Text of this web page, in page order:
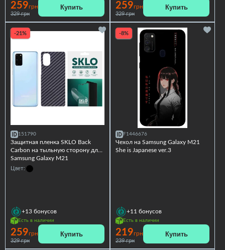
259грн
329 грн
Купить 259грн
329 грн
Купить
-21%
151790
Защитная пленка SKLO Back
Carbon на тыльную сторону для
Samsung Galaxy M21
Цвет:
+13 бонусов
Есть в наличии
259грн
329 грн
Купить
-8%
F1446676
Чехол на Samsung Galaxy M21
She is Japanese ver.3
+11 бонусов
Есть в наличии
219грн
239 грн
Купить